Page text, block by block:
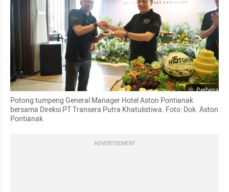
Perbesar
Potong tumpeng General Manager Hotel Aston Pontianak
bersama Direksi PT Transera Putra Khatulistiwa. Foto: Dok. Aston
Pontianak
ADVERTISEMENT